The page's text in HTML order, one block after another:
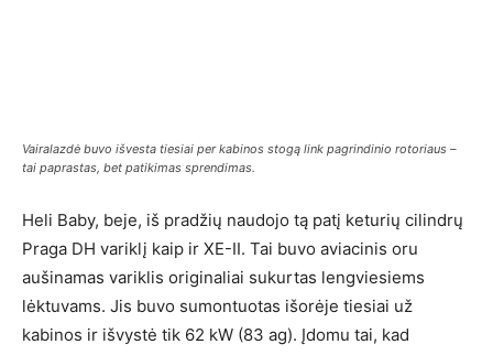
Vairalazdė buvo išvesta tiesiai per kabinos stogą link pagrindinio rotoriaus –
tai paprastas, bet patikimas sprendimas.
Heli Baby, beje, iš pradžių naudojo tą patį keturių cilindrų
Praga DH variklį kaip ir XE-II. Tai buvo aviacinis oru
aušinamas variklis originaliai sukurtas lengviesiems
lėktuvams. Jis buvo sumontuotas išorėje tiesiai už
kabinos ir išvystė tik 62 kW (83 ag). Įdomu tai, kad